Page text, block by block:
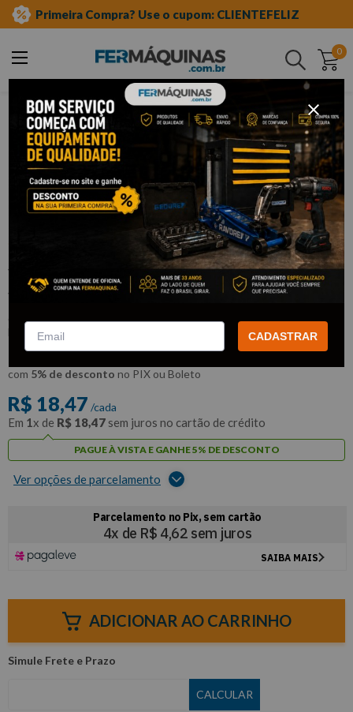
Primeira Compra? Use o cupom: CLIENTEFELIZ
0
Buscar
ferramentas manuais
soquetes e acessórios
soquetes de meia"
estriados
Soquete Estriado de 1/2 x 1.1/4 -
STELS
:1395855
STELS
R$17,55
com 5% de desconto no PIX ou Boleto
R$ 18,47 /cada
Em 1x de R$ 18,47 sem juros no cartão de crédito
PAGUE À VISTA E GANHE 5% DE DESCONTO
Ver opções de parcelamento
ADICIONAR AO CARRINHO
CADASTRAR